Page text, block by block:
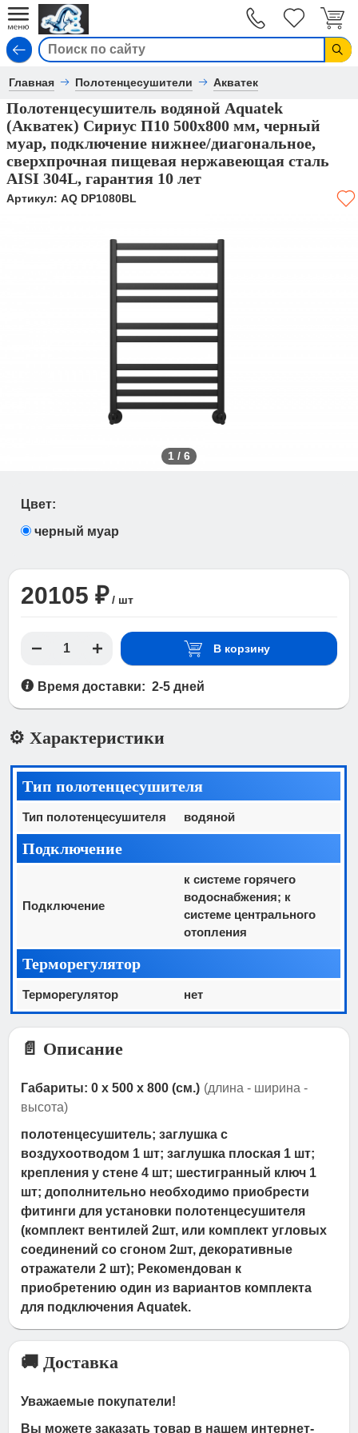
Главная Полотенцесушители Акватек
Полотенцесушитель водяной Aquatek
(Акватек) Сириус П10 500х800 мм, черный
муар, подключение нижнее/диагональное,
сверхпрочная пищевая нержавеющая сталь
AISI 304L, гарантия 10 лет
Артикул: AQ DP1080BL
1 / 6
Цвет:
черный муар
20105 ₽ / шт
В корзину
Время доставки: 2-5 дней
⚙️ Характеристики
Тип полотенцесушителя
Тип полотенцесушителя водяной
Подключение
Подключение
к системе горячего
водоснабжения; к
системе центрального
отопления
Терморегулятор
Терморегулятор нет
📄 Описание
Габариты: 0 x 500 x 800 (см.) (длина - ширина -
высота)
полотенцесушитель; заглушка с
воздухоотводом 1 шт; заглушка плоская 1 шт;
крепления у стене 4 шт; шестигранный ключ 1
шт; дополнительно необходимо приобрести
фитинги для установки полотенцесушителя
(комплект вентилей 2шт, или комплект угловых
соединений со сгоном 2шт, декоративные
отражатели 2 шт); Рекомендован к
приобретению один из вариантов комплекта
для подключения Aquatek.
🚚 Доставка
Уважаемые покупатели!
Вы можете заказать товар в нашем интернет-